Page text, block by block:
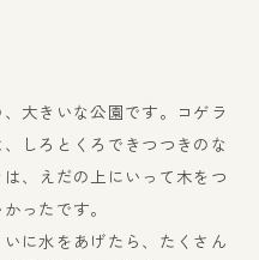
大きいな公園です。コゲラ
しろとくろできつつきのな
、えだの上にいって木をつ
ったです。
に水をあげたら、たくさん